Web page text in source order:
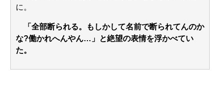
に。
「全部断られる。もしかして名前で断られてんのか
な?働かれへんやん…」と絶望の表情を浮かべてい
た。